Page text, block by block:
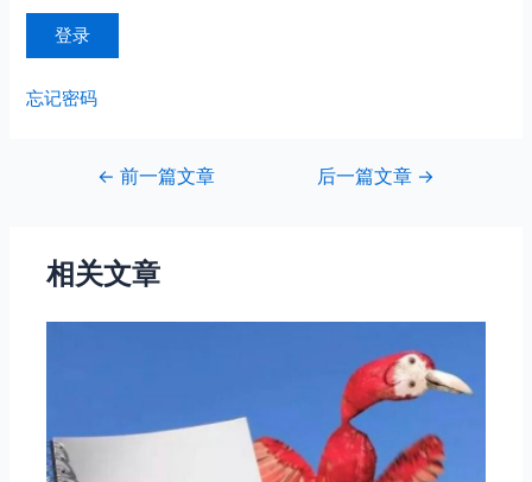
忘记密码
航
← 前一篇文章 后一篇文章 →
相关文章